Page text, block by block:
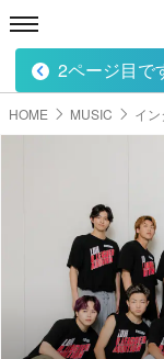
HOME
HOME MUSIC イ
2ページ目で